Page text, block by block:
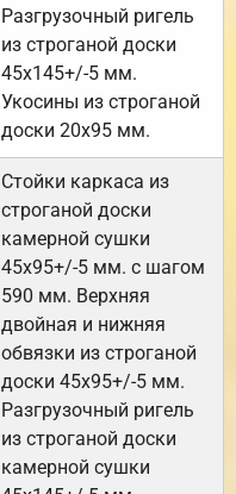
Разгрузочный ригель
из строганой доски
45х145+/-5 мм.
Укосины из строганой
доски 20х95 мм.
Стойки каркаса из
строганой доски
камерной сушки
45х95+/-5 мм. с шагом
590 мм. Верхняя
двойная и нижняя
обвязки из строганой
доски 45х95+/-5 мм.
Разгрузочный ригель
из строганой доски
камерной сушки